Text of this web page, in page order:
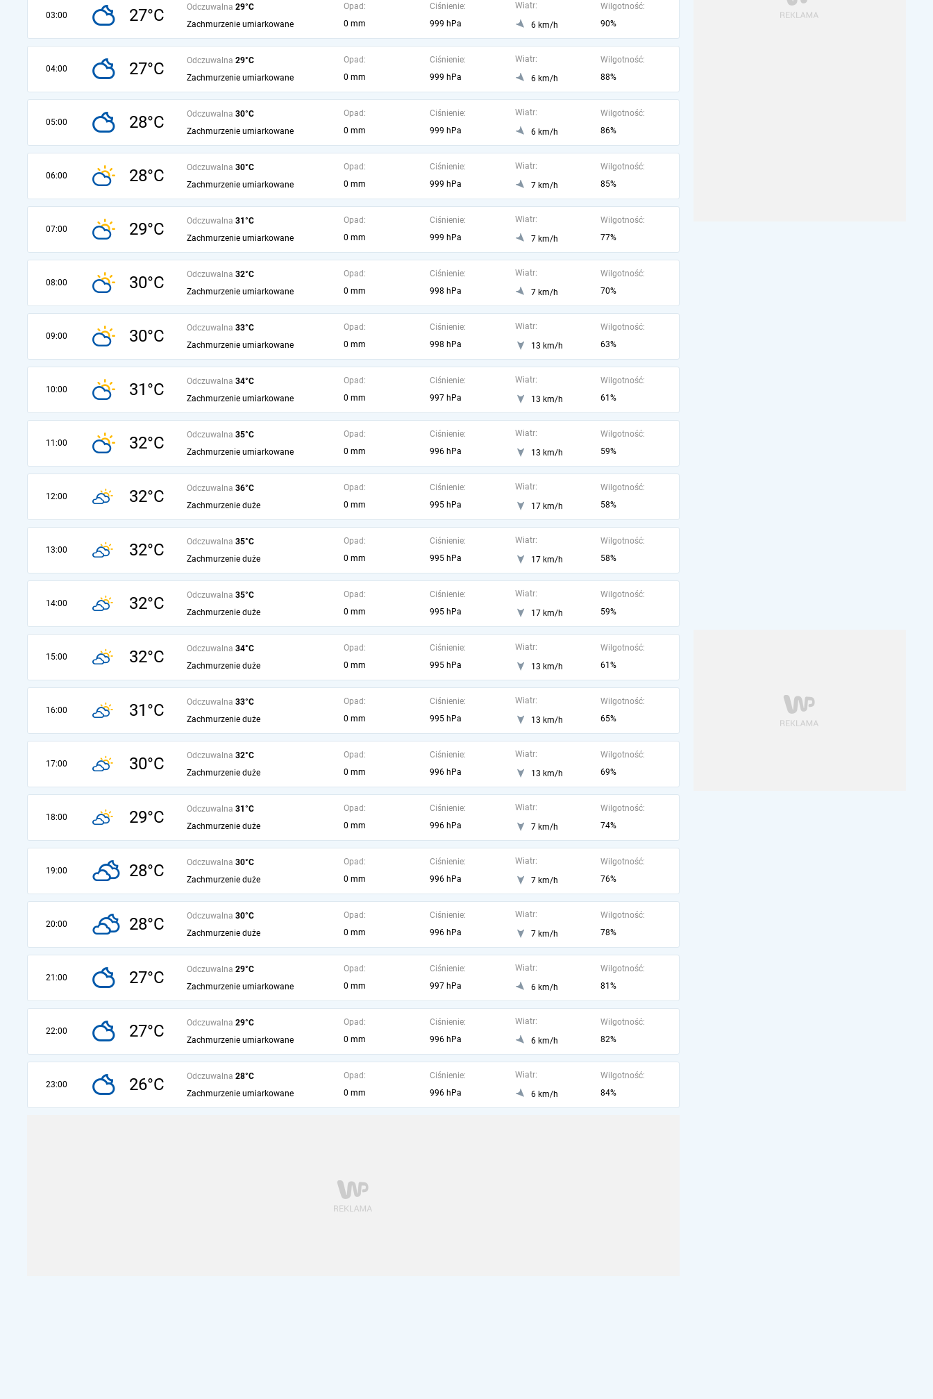
03:00 27°C Odczuwalna 29°C
Zachmurzenie umiarkowane
Opad:
0 mm
Ciśnienie:
999 hPa
Wiatr:
6 km/h
Wilgotność:
90%
04:00 27°C Odczuwalna 29°C
Zachmurzenie umiarkowane
Opad:
0 mm
Ciśnienie:
999 hPa
Wiatr:
6 km/h
Wilgotność:
88%
05:00 28°C Odczuwalna 30°C
Zachmurzenie umiarkowane
Opad:
0 mm
Ciśnienie:
999 hPa
Wiatr:
6 km/h
Wilgotność:
86%
06:00 28°C Odczuwalna 30°C
Zachmurzenie umiarkowane
Opad:
0 mm
Ciśnienie:
999 hPa
Wiatr:
7 km/h
Wilgotność:
85%
07:00 29°C Odczuwalna 31°C
Zachmurzenie umiarkowane
Opad:
0 mm
Ciśnienie:
999 hPa
Wiatr:
7 km/h
Wilgotność:
77%
08:00 30°C Odczuwalna 32°C
Zachmurzenie umiarkowane
Opad:
0 mm
Ciśnienie:
998 hPa
Wiatr:
7 km/h
Wilgotność:
70%
09:00 30°C Odczuwalna 33°C
Zachmurzenie umiarkowane
Opad:
0 mm
Ciśnienie:
998 hPa
Wiatr:
13 km/h
Wilgotność:
63%
10:00 31°C Odczuwalna 34°C
Zachmurzenie umiarkowane
Opad:
0 mm
Ciśnienie:
997 hPa
Wiatr:
13 km/h
Wilgotność:
61%
11:00 32°C Odczuwalna 35°C
Zachmurzenie umiarkowane
Opad:
0 mm
Ciśnienie:
996 hPa
Wiatr:
13 km/h
Wilgotność:
59%
12:00 32°C Odczuwalna 36°C
Zachmurzenie duże
Opad:
0 mm
Ciśnienie:
995 hPa
Wiatr:
17 km/h
Wilgotność:
58%
13:00 32°C Odczuwalna 35°C
Zachmurzenie duże
Opad:
0 mm
Ciśnienie:
995 hPa
Wiatr:
17 km/h
Wilgotność:
58%
14:00 32°C Odczuwalna 35°C
Zachmurzenie duże
Opad:
0 mm
Ciśnienie:
995 hPa
Wiatr:
17 km/h
Wilgotność:
59%
15:00 32°C Odczuwalna 34°C
Zachmurzenie duże
Opad:
0 mm
Ciśnienie:
995 hPa
Wiatr:
13 km/h
Wilgotność:
61%
16:00 31°C Odczuwalna 33°C
Zachmurzenie duże
Opad:
0 mm
Ciśnienie:
995 hPa
Wiatr:
13 km/h
Wilgotność:
65%
17:00 30°C Odczuwalna 32°C
Zachmurzenie duże
Opad:
0 mm
Ciśnienie:
996 hPa
Wiatr:
13 km/h
Wilgotność:
69%
18:00 29°C Odczuwalna 31°C
Zachmurzenie duże
Opad:
0 mm
Ciśnienie:
996 hPa
Wiatr:
7 km/h
Wilgotność:
74%
19:00 28°C Odczuwalna 30°C
Zachmurzenie duże
Opad:
0 mm
Ciśnienie:
996 hPa
Wiatr:
7 km/h
Wilgotność:
76%
20:00 28°C Odczuwalna 30°C
Zachmurzenie duże
Opad:
0 mm
Ciśnienie:
996 hPa
Wiatr:
7 km/h
Wilgotność:
78%
21:00 27°C Odczuwalna 29°C
Zachmurzenie umiarkowane
Opad:
0 mm
Ciśnienie:
997 hPa
Wiatr:
6 km/h
Wilgotność:
81%
22:00 27°C Odczuwalna 29°C
Zachmurzenie umiarkowane
Opad:
0 mm
Ciśnienie:
996 hPa
Wiatr:
6 km/h
Wilgotność:
82%
23:00 26°C Odczuwalna 28°C
Zachmurzenie umiarkowane
Opad:
0 mm
Ciśnienie:
996 hPa
Wiatr:
6 km/h
Wilgotność:
84%